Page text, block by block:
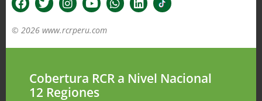
© 2026 www.rcrperu.com
Cobertura RCR a Nivel Nacional
12 Regiones